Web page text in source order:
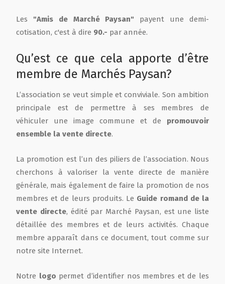
Les "Amis de Marché Paysan" payent une demi-
cotisation, c'est à dire 90.- par année.
Qu’est ce que cela apporte d’être
membre de Marchés Paysan?
L’association se veut simple et conviviale. Son ambition
principale est de permettre à ses membres de
véhiculer une image commune et de promouvoir
ensemble la vente directe.
La promotion est l’un des piliers de l’association. Nous
cherchons à valoriser la vente directe de manière
générale, mais également de faire la promotion de nos
membres et de leurs produits. Le Guide romand de la
vente directe, édité par Marché Paysan, est une liste
détaillée des membres et de leurs activités. Chaque
membre apparaît dans ce document, tout comme sur
notre site Internet.
Notre logo permet d’identifier nos membres et de les